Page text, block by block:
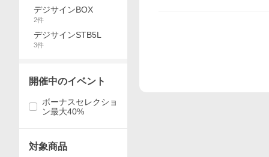
デジサインBOX
2件
デジサインSTB5L
3件
開催中のイベント
ボーナスセレクショ
ン最大40%
対象商品